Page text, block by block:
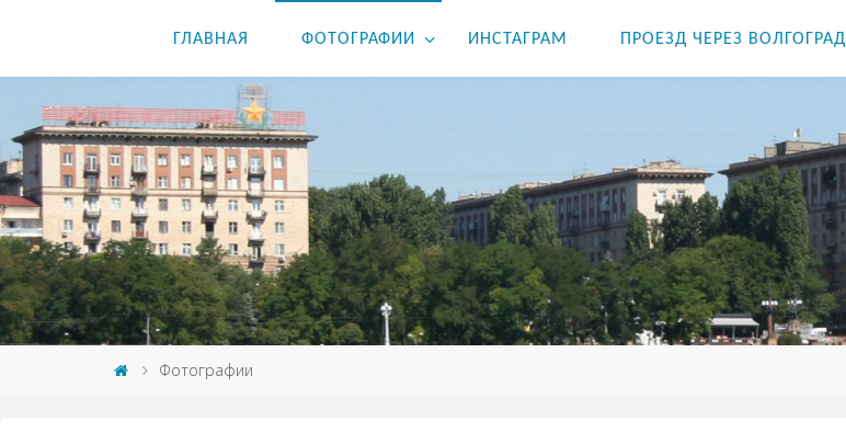
ГЛАВНАЯ ФОТОГРАФИИ ИНСТАГРАМ ПРОЕЗД ЧЕРЕЗ ВОЛГОГРАД
Фотографии